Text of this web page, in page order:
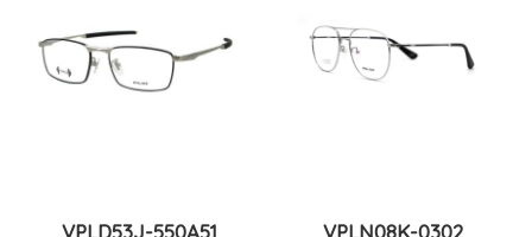
VPLD53J-550A51
VPLN08K-0302